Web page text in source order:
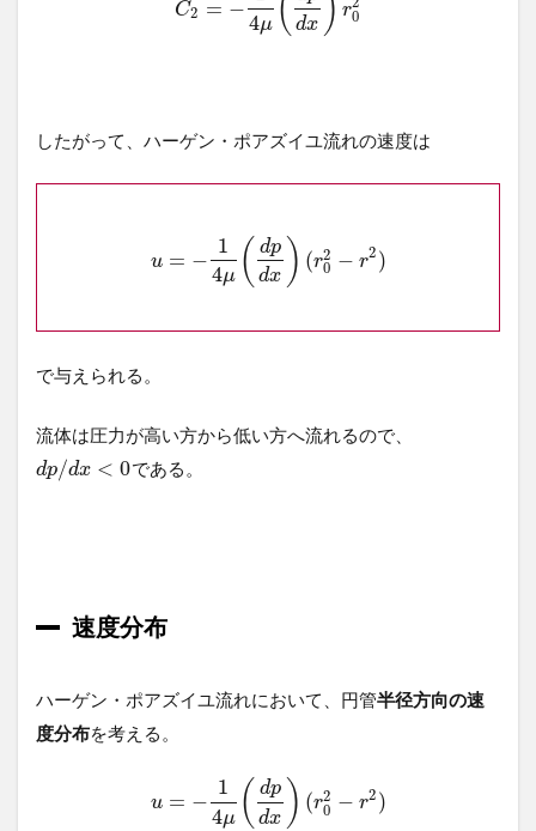
C2 = −
4μ
dx
r0
したがって、ハーゲン・ポアズイユ流れの速度は
u = −
1
4μ ( dp
dx ) (r2
0 − r2 )
で与えられる。
流体は圧力が高い方から低い方へ流れるので、
dp/dx < 0である。
速度分布
ハーゲン・ポアズイユ流れにおいて、円管半径方向の速
度分布を考える。
u = −
1
4μ ( dp
dx ) (r2
0 − r2 )